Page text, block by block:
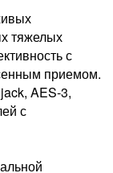
тяжелых
с
приемом.
AES-3,
с